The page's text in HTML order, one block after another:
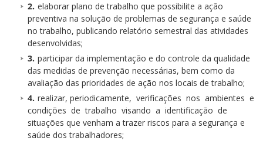
elaborar plano de trabalho que possibilite a ação
preventiva na solução de problemas de segurança e saúde
no trabalho, publicando relatório semestral das atividades
desenvolvidas;
participar da implementação e do controle da qualidade
das medidas de prevenção necessárias, bem como da
avaliação das prioridades de ação nos locais de trabalho;
realizar, periodicamente, verificações nos ambientes e
condições de trabalho visando a identificação de
situações que venham a trazer riscos para a segurança e
saúde dos trabalhadores;